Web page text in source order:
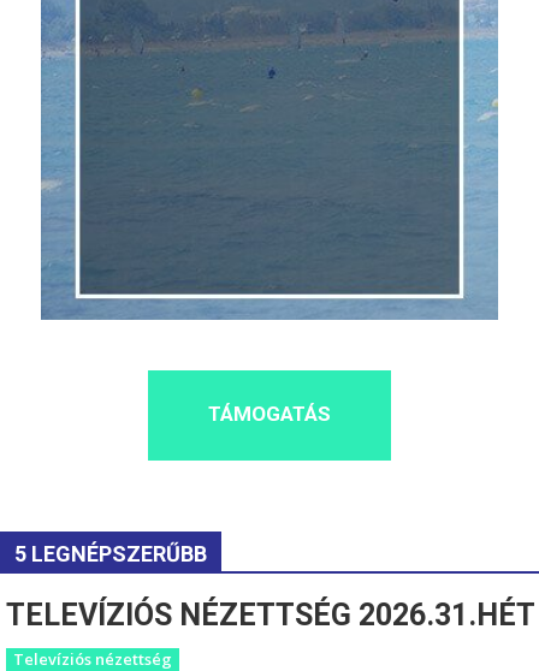
TÁMOGATÁS
5 LEGNÉPSZERŰBB
TELEVÍZIÓS NÉZETTSÉG 2026.31.HÉT
Televíziós nézettség